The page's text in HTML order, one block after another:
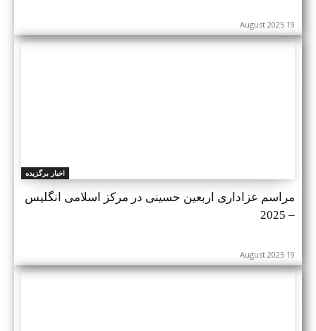
19 August 2025
اخبار برگزیده
مراسم عزاداری اربعین حسینی در مرکز اسلامی انگلیس
– 2025
19 August 2025